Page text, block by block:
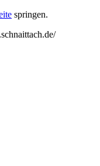
springen.